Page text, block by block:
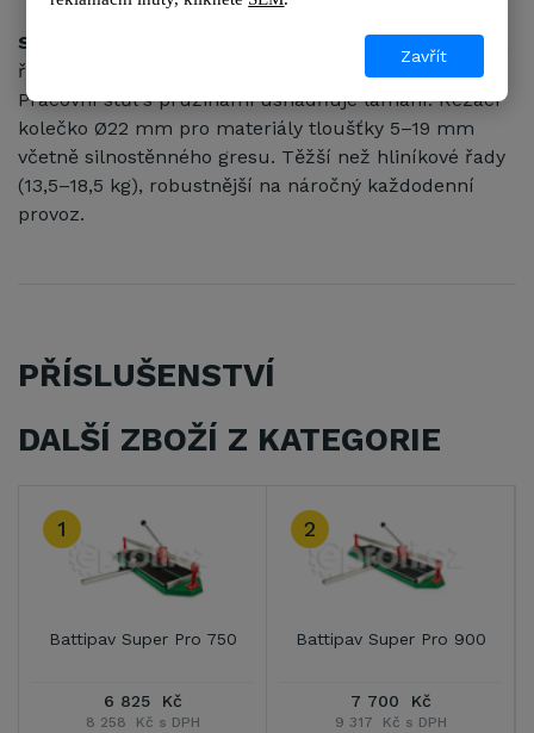
SUPER PRO
(600 / 750 / 900) – profesionální ocelová
řada s devíti kuličkovými ložisky (4 nastavitelná).
Pracovní stůl s pružinami usnadňuje lámání. Řezací
kolečko Ø22 mm pro materiály tloušťky 5–19 mm
včetně silnostěnného gresu. Těžší než hliníkové řady
(13,5–18,5 kg), robustnější na náročný každodenní
provoz.
PŘÍSLUŠENSTVÍ
DALŠÍ ZBOŽÍ Z KATEGORIE
1
Battipav Super Pro 750
6 825 Kč
8 258 Kč s DPH
2
Battipav Super Pro 900
7 700 Kč
9 317 Kč s DPH
Zavřít